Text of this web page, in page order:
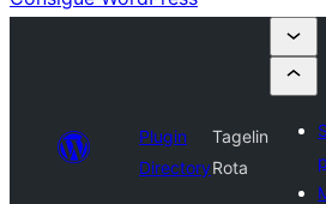
Plugin
Directory
Tagelin
Rota